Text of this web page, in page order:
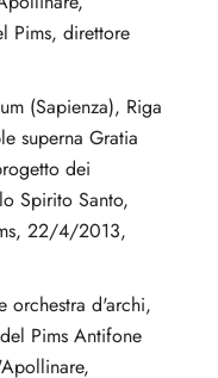
direttore
(Sapienza), Riga
superna Gratia
dei
Spirito Santo,
22/4/2013,
orchestra d'archi,
Pims Antifone